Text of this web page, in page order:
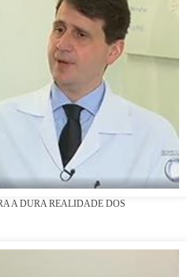
A DURA REALIDADE DOS